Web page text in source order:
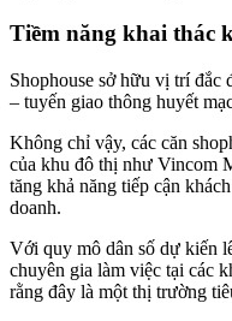
Tiềm năng khai thác
Shophouse sở hữu vị trí đắc
– tuyến giao thông huyết
Không chỉ vậy, các căn
của khu đô thị như Vincom
tăng khả năng tiếp cận
doanh.
Với quy mô dân số dự kiến
chuyên gia làm việc tại các
rằng đây là một thị trường